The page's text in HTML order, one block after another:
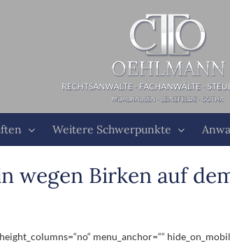
Weitere Schwerpunkte
wegen Birken auf
menu_anchor=““